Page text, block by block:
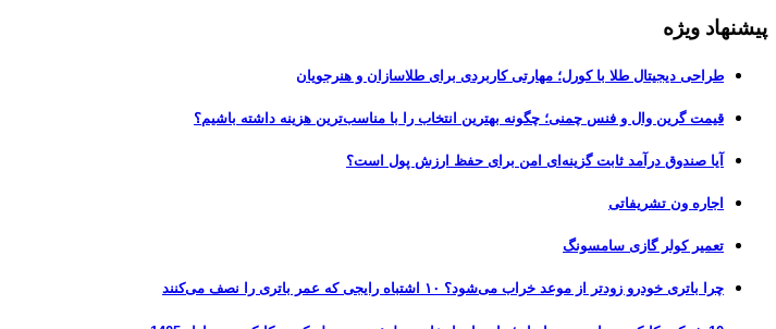
پیشنهاد ویژه
طراحی دیجیتال طلا با کورل؛ مهارتی کاربردی برای طلاسازان و هنرجویان
قیمت گرین وال و فنس چمنی؛ چگونه بهترین انتخاب را با مناسب‌ترین هزینه داشته باشیم؟
آیا صندوق درآمد ثابت گزینه‌ای امن برای حفظ ارزش پول است؟
اجاره ون تشریفاتی
تعمیر کولر گازی سامسونگ
چرا باتری خودرو زودتر از موعد خراب می‌شود؟ ۱۰ اشتباه رایجی که عمر باتری را نصف می‌کنند